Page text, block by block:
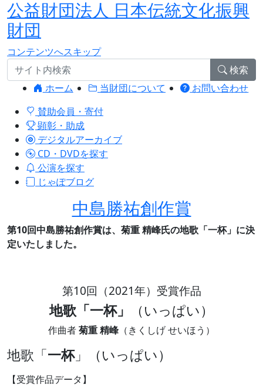
公益財団法人 日本伝統文化振興
財団
コンテンツへスキップ
検索
ホーム
当財団について
お問い合わせ
賛助会員・寄付
顕彰・助成
デジタルアーカイブ
CD・DVDを探す
公演を探す
じゃぽブログ
中島勝祐創作賞
第10回中島勝祐創作賞は、菊重 精峰氏の地歌「一杯」に決
定いたしました。
第10回（2021年）受賞作品
地歌「一杯」 （いっぱい）
作曲者菊重 精峰 （きくしげ せいほう）
地歌「一杯」（いっぱい）
【受賞作品データ】